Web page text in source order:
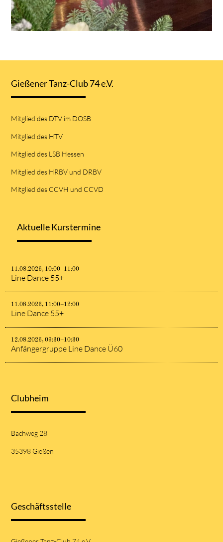
Gießener Tanz-Club 74 e.V.
Mitglied des DTV im DOSB
Mitglied des HTV
Mitglied des LSB Hessen
Mitglied des HRBV und DRBV
Mitglied des CCVH und CCVD
Aktuelle Kurstermine
11.08.2026, 10:00–11:00
Line Dance 55+
11.08.2026, 11:00–12:00
Line Dance 55+
12.08.2026, 09:30–10:30
Anfängergruppe Line Dance Ü60
Clubheim
Bachweg 28
35398 Gießen
Geschäftsstelle